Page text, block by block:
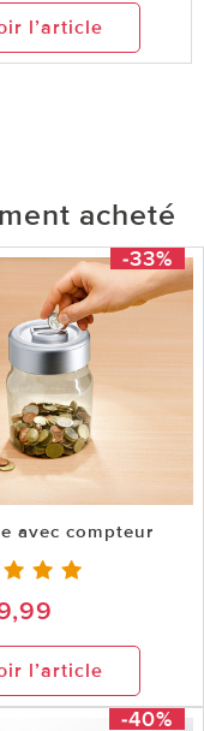
l’article
acheté
-33%
avec compteur
l’article
-40%